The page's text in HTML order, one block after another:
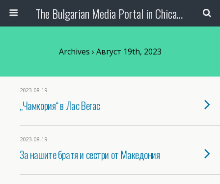
The Bulgarian Media Portal in Chicago
Archives › Август 19th, 2023
2023-08-19
„Чамкория“ в Лас Вегас
2023-08-19
За нашите братя и сестри от Македония